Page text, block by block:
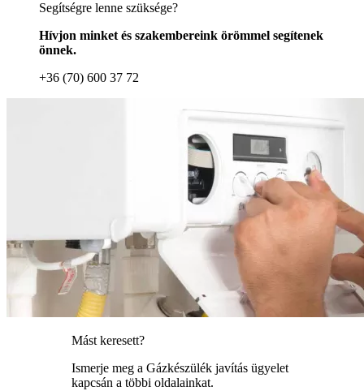
Segítségre lenne szüksége?
Hívjon minket és szakembereink örömmel segítenek
önnek.
+36 (70) 600 37 72
Mást keresett?
Ismerje meg a Gázkészülék javítás ügyelet
kapcsán a többi oldalainkat.